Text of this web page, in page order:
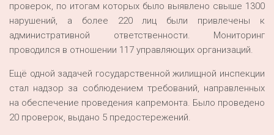
проверок, по итогам которых было выявлено свыше 1300
нарушений, а более 220 лиц были привлечены к
административной ответственности. Мониторинг
проводился в отношении 117 управляющих организаций.
Ещё одной задачей государственной жилищной инспекции
стал надзор за соблюдением требований, направленных
на обеспечение проведения капремонта. Было проведено
20 проверок, выдано 5 предостережений.